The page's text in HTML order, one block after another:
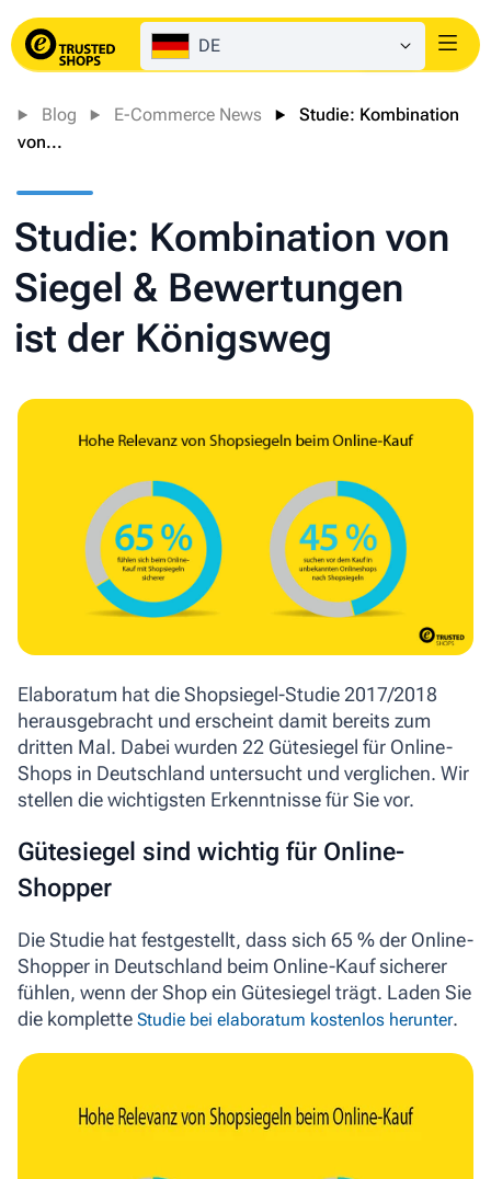
DE Login
Blog E-Commerce News
Studie: Kombination
von...
Studie: Kombination von
Siegel & Bewertungen
ist der Königsweg
Elaboratum hat die Shopsiegel-Studie 2017/2018
herausgebracht und erscheint damit bereits zum
dritten Mal. Dabei wurden 22 Gütesiegel für Online-
Shops in Deutschland untersucht und verglichen. Wir
stellen die wichtigsten Erkenntnisse für Sie vor.
Gütesiegel sind wichtig für Online-
Shopper
Die Studie hat festgestellt, dass sich 65 % der Online-
Shopper in Deutschland beim Online-Kauf sicherer
fühlen, wenn der Shop ein Gütesiegel trägt. Laden Sie
die komplette Studie bei elaboratum kostenlos herunter.